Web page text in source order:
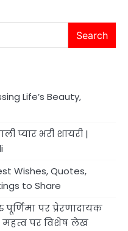
Search
Life’s Beauty,
प्यार भरी शायरी |
Wishes, Quotes,
to Share
पर प्रेरणादायक
पर विशेष लेख